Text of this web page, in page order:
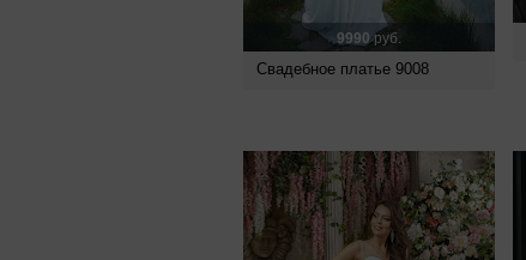
9990руб.
Свадебное платье 9008